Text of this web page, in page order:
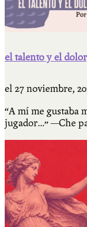
el talento y el
el 27 noviembre,
“A mí me gustaba
jugador…” —Che